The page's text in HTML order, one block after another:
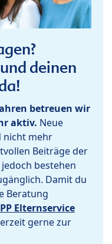
deinen
betreuen wir
aktiv. Neue
nicht mehr
Beiträge der
bestehen
Damit du
Beratung
Elternservice
gerne zur